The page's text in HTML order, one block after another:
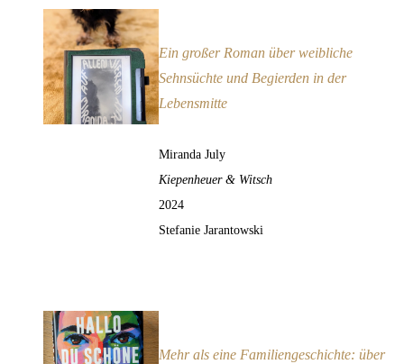
Ein großer Roman über weibliche
Sehnsüchte und Begierden in der
Lebensmitte
Miranda July
Kiepenheuer & Witsch
2024
Stefanie Jarantowski
Mehr als eine Familiengeschichte: über